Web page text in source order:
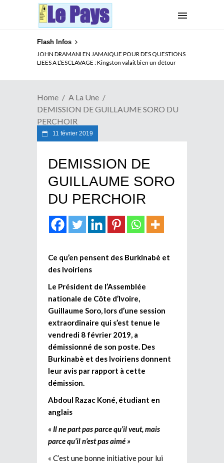
Flash Infos
JOHN DRAMANI EN JAMAIQUE POUR DES QUESTIONS
LIEES A L’ESCLAVAGE : Kingston valait bien un détour
ELECTION DE TALON A LA TETE DU SENAT BENINOIS :
Quand Patrice quitte le pouvoir sans partir !
Home
A La Une
DEMISSION DE GUILLAUME SORO DU
PERCHOIR
11 février 2019
DEMISSION DE
GUILLAUME SORO
DU PERCHOIR
Ce qu’en pensent des Burkinabè et
des Ivoiriens
Le Président de l’Assemblée
nationale de Côte d’Ivoire,
Guillaume Soro, lors d’une session
extraordinaire qui s’est tenue le
vendredi 8 février 2019, a
démissionné de son poste. Des
Burkinabè et des Ivoiriens donnent
leur avis par rapport à cette
démission.
Abdoul Razac Koné, étudiant en
anglais
« Il ne part pas parce qu’il veut, mais
parce qu’il n’est pas aimé »
« C’est une bonne initiative pour lui